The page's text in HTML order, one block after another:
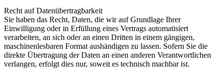
Recht auf Daten­übertrag­barkeit
Sie haben das Recht, Daten, die wir auf Grundlage Ihrer
Einwilligung oder in Erfüllung eines Vertrags automatisiert
verarbeiten, an sich oder an einen Dritten in einem gängigen,
maschinenlesbaren Format aushändigen zu lassen. Sofern Sie die
direkte Übertragung der Daten an einen anderen Verantwortlichen
verlangen, erfolgt dies nur, soweit es technisch machbar ist.